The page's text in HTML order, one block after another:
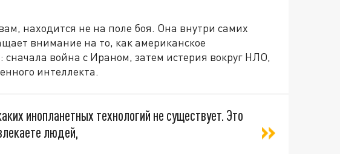
находится не на поле боя. Она внутри самих
внимание на то, как американское
сначала война с Ираном, затем истерия вокруг НЛО,
интеллекта.
инопланетных технологий не существует. Это
людей,